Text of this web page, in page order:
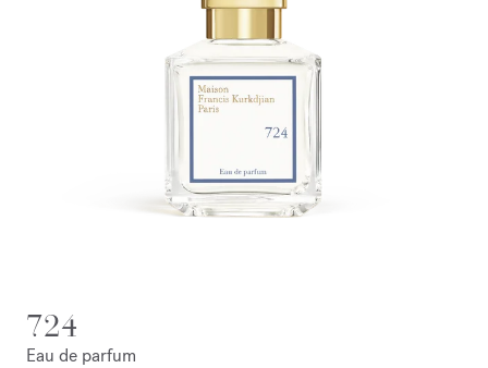
724
Eau de parfum